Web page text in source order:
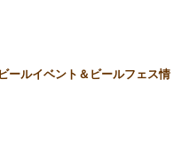
ールイベント＆ビールフェス情